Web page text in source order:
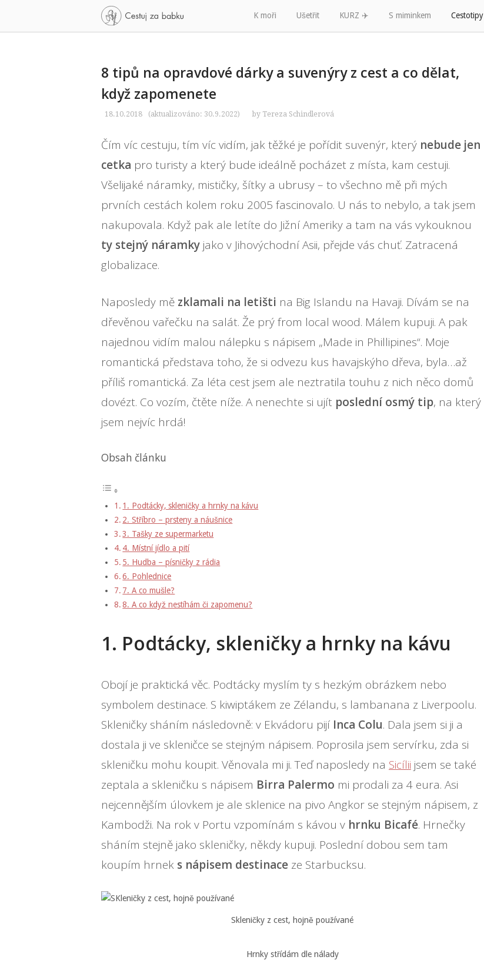
content
Home K moři Ušetřit KURZ ✈️ S miminkem Cestotipy
8 tipů na opravdové dárky a suvenýry z cest a co dělat,
když zapomenete
18.10.2018 30.9.2022 by Tereza Schindlerová
Čím víc cestuju, tím víc vidím, jak těžké je pořídit suvenýr, který nebude jen
cetka pro turisty a který bude ideálně pocházet z místa, kam cestuji.
Všelijaké náramky, mističky, šítky a ubrusy – to všechno mě při mých
prvních cestách kolem roku 2005 fascinovalo. U nás to nebylo, a tak jsem
nakupovala. Když pak ale letíte do Jižní Ameriky a tam na vás vykouknou
ty stejný náramky jako v Jihovýchodní Asii, přejde vás chuť. Zatracená
globalizace.
Naposledy mě zklamali na letišti na Big Islandu na Havaji. Dívám se na
dřevěnou vařečku na salát. Že prý from local wood. Málem kupuji. A pak
najednou vidím malou nálepku s nápisem „Made in Phillipines“. Moje
romantická představa toho, že si odvezu kus havajskýho dřeva, byla…až
příliš romantická. Za léta cest jsem ale neztratila touhu z nich něco domů
dovézt. Co vozím, čtěte níže. A nenechte si ujít poslední osmý tip, na který
jsem nejvíc hrdá!
Obsah článku
1. Podtácky, skleničky a hrnky na kávu
2. Stříbro – prsteny a náušnice
3. Tašky ze supermarketu
4. Místní jídlo a pití
5. Hudba – písničky z rádia
6. Pohlednice
7. A co mušle?
8. A co když nestíhám či zapomenu?
1. Podtácky, skleničky a hrnky na kávu
Obojí je praktická věc. Podtácky myslím ty s hezkým obrázkem nebo
symbolem destinace. S kiwiptákem ze Zélandu, s lambanana z Liverpoolu.
Skleničky sháním následovně: v Ekvádoru pijí Inca Colu. Dala jsem si ji a
dostala ji ve skleničce se stejným nápisem. Poprosila jsem servírku, zda si
skleničku mohu koupit. Věnovala mi ji. Teď naposledy na Sicílii jsem se také
zeptala a skleničku s nápisem Birra Palermo mi prodali za 4 eura. Asi
nejcennějším úlovkem je ale sklenice na pivo Angkor se stejným nápisem, z
Kambodži. Na rok v Portu vzpomínám s kávou v hrnku Bicafé. Hrnečky
sháním stejně jako skleničky, někdy kupuji. Poslední dobou sem tam
koupím hrnek s nápisem destinace ze Starbucksu.
Skleničky z cest, hojně používané
Hrnky střídám dle nálady